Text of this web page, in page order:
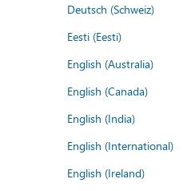
Deutsch (Schweiz)
Eesti (Eesti)
English (Australia)
English (Canada)
English (India)
English (International)
English (Ireland)